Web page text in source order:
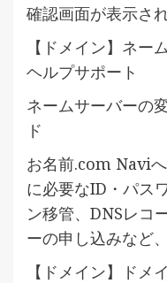
確認画面が表示され
【ドメイン】ネー
ヘルプサポート
ネームサーバーの
ド
お名前.com Navi
に必要なID・パス
ン移管、DNSレコ
ーの申し込みなど
【ドメイン】ドメ